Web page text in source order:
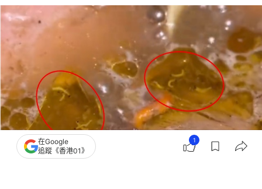
撰文：羊城晚報
在Google
追蹤《香港01》
1